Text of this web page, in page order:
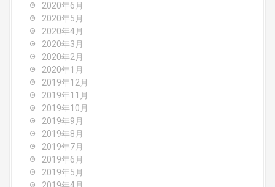
2020年6月
2020年5月
2020年4月
2020年3月
2020年2月
2020年1月
2019年12月
2019年11月
2019年10月
2019年9月
2019年8月
2019年7月
2019年6月
2019年5月